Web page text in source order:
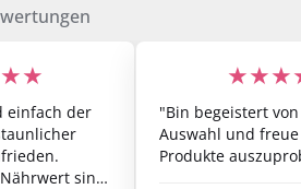
einfach der
sind
"Bin begeistert
Auswahl und
Produkte